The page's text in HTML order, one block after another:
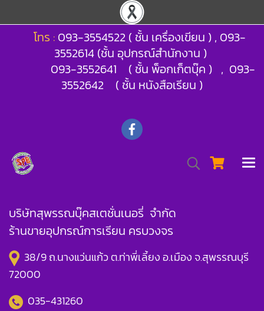
โทร : 093-3554522 ( ชั้น เครื่องเขียน ) , 093-
3552614 (ชั้น อุปกรณ์สำนักงาน )
093-3552641 ( ชั้น พ็อกเก็ตบุ๊ค ) , 093-
3552642 ( ชั้น หนังสือเรียน )
บริษัทสุพรรณบุ๊คสเตชั่นเนอรี่ จำกัด
ร้านขายอุปกรณ์การเรียน ครบวงจร
38/9 ถ.นางแว่นแก้ว ต.ท่าพี่เลี้ยง อ.เมือง จ.สุพรรณบุรี
72000
035-431260